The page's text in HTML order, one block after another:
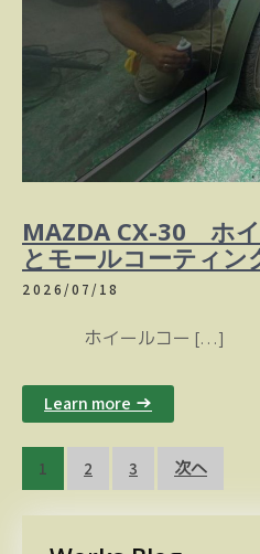
MAZDA CX-30 ホ
とモールコーティン
2026/07/18
ホイールコー […]
Learn more →
投
稿
の
1 2 3 次へ